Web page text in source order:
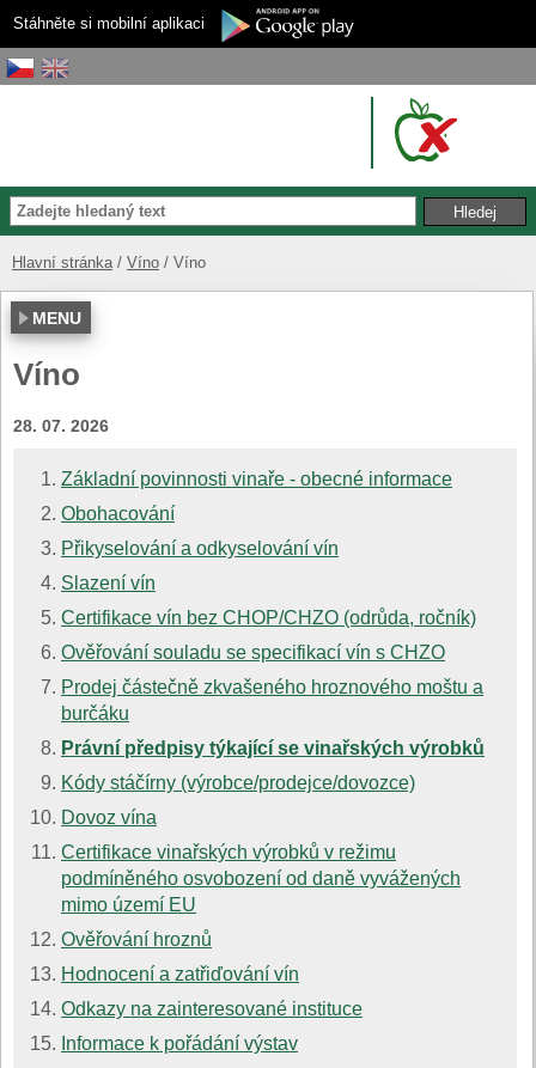
Stáhněte si mobilní aplikaci
Hlavní stránka Víno Víno
MENU
Víno
28. 07. 2026
Základní povinnosti vinaře - obecné informace
Obohacování
Přikyselování a odkyselování vín
Slazení vín
Certifikace vín bez CHOP/CHZO (odrůda, ročník)
Ověřování souladu se specifikací vín s CHZO
Prodej částečně zkvašeného hroznového moštu a
burčáku
Právní předpisy týkající se vinařských výrobků
Kódy stáčírny (výrobce/prodejce/dovozce)
Dovoz vína
Certifikace vinařských výrobků v režimu
podmíněného osvobození od daně vyvážených
mimo území EU
Ověřování hroznů
Hodnocení a zatřiďování vín
Odkazy na zainteresované instituce
Informace k pořádání výstav